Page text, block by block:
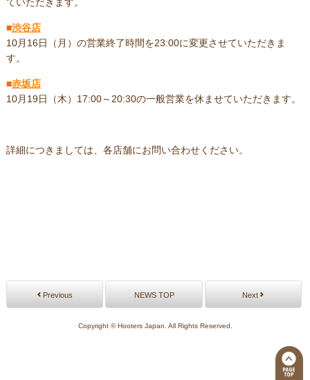
■渋谷店
10月16日（月）の営業終了時間を23:00に変更させていただきま
す。
■赤坂店
10月19日（木）17:00～20:30の一般営業を休ませていただきます。
詳細につきましては、各店舗にお問い合わせください。
Previous NEWS TOP Next
Copyright © Hooters Japan. All Rights Reserved.